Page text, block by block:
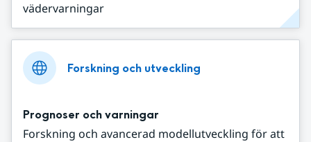
vädervarningar
Forskning och utveckling
Prognoser och varningar
Forskning och avancerad modellutveckling för att